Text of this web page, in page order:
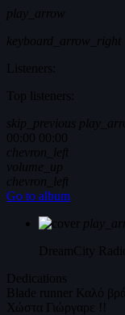
play_arrow
keyboard_arrow_right
Listeners:
Top listeners:
skip_previous
00:00 00:00
chevron_left
volume_up
chevron_left
Go to album
DreamCity
Dedications
Blade runner Καλό
Χώστα Γιώργαρε !!